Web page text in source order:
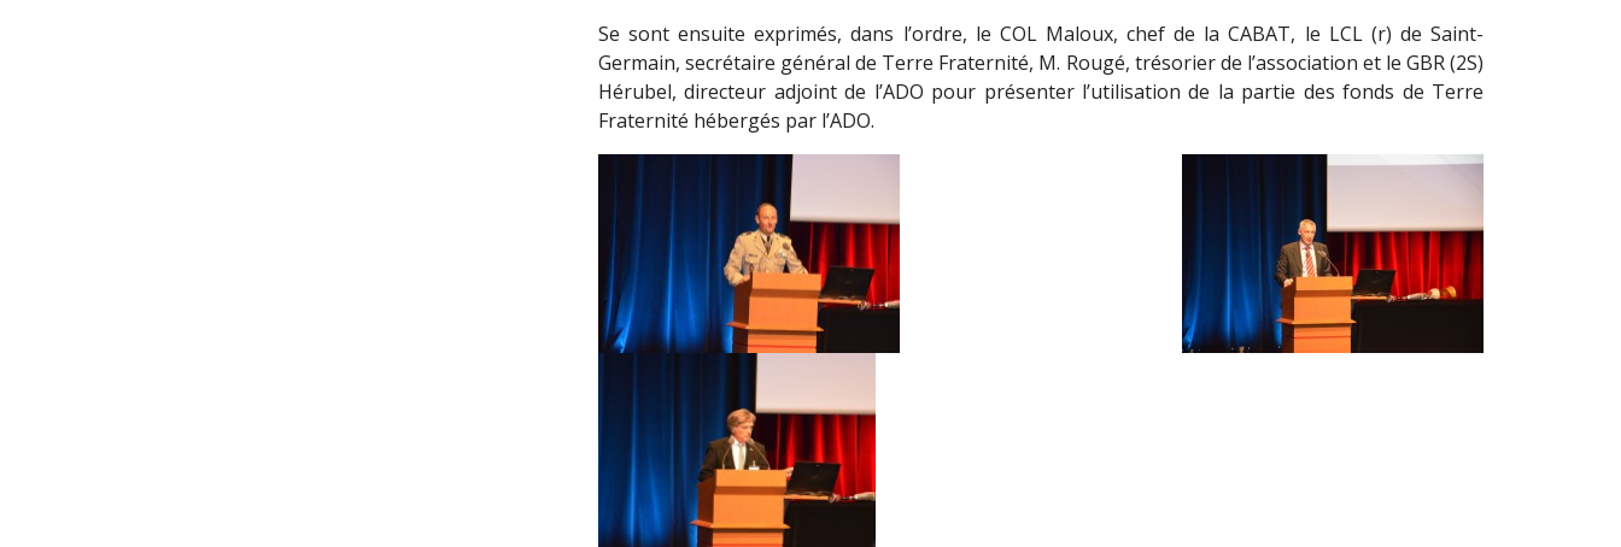
Se sont ensuite exprimés, dans l’ordre, le COL Maloux, chef de la CABAT, le LCL (r) de Saint-
Germain, secrétaire général de Terre Fraternité, M. Rougé, trésorier de l’association et le GBR (2S)
Hérubel, directeur adjoint de l’ADO pour présenter l’utilisation de la partie des fonds de Terre
Fraternité hébergés par l’ADO.